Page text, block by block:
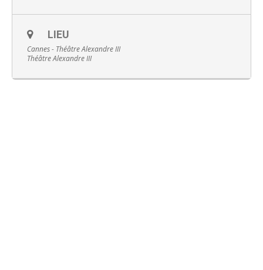
Français
LIEU
Cannes - Théâtre Alexandre III
Théâtre Alexandre III